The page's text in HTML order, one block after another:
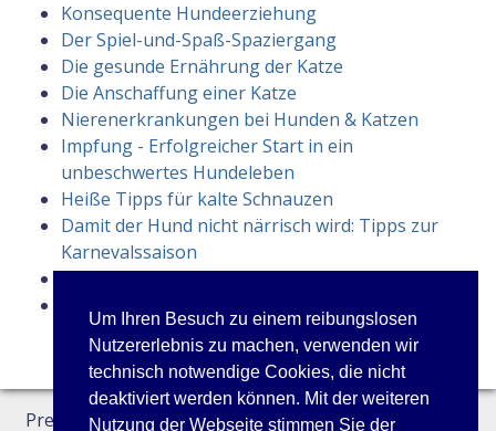
Um Ihren Besuch zu einem reibungslosen
Nutzererlebnis zu machen, verwenden wir
technisch notwendige Cookies, die nicht
deaktiviert werden können. Mit der weiteren
Nutzung der Webseite stimmen Sie der
Konsequente Hundeerziehung
Der Spiel-und-Spaß-Spaziergang
Die gesunde Ernährung der Katze
Die Anschaffung einer Katze
Nierenerkrankungen bei Hunden & Katzen
Impfung - Erfolgreicher Start in ein
unbeschwertes Hundeleben
Heiße Tipps für kalte Schnauzen
Damit der Hund nicht närrisch wird: Tipps zur
Karnevalssaison
Die Hunde-Vergiftungsversicherung
Preisliste Datenschutz Kontakt